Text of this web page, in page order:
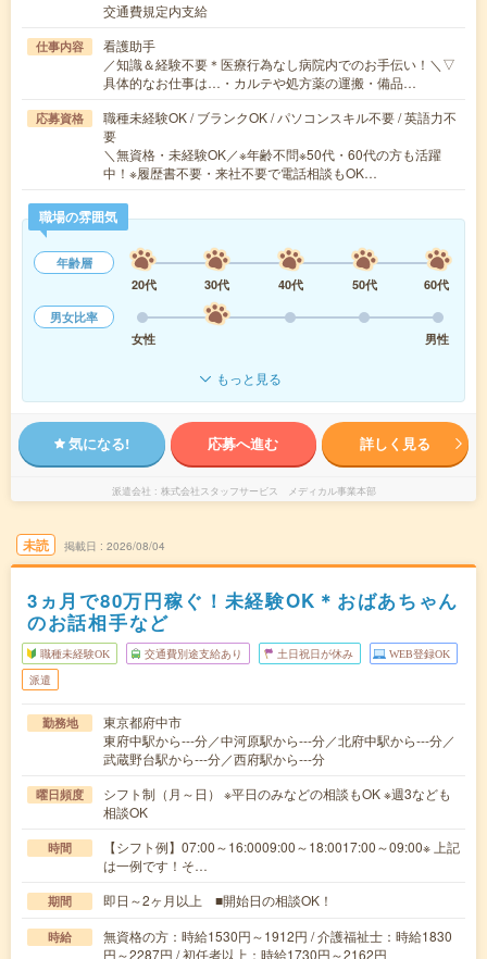
交通費規定内支給
仕事内容
看護助手
／知識＆経験不要＊医療行為なし病院内でのお手伝い！＼▽
具体的なお仕事は…・カルテや処方薬の運搬・備品…
応募資格
職種未経験OK / ブランクOK / パソコンスキル不要 / 英語力不
要
＼無資格・未経験OK／※年齢不問※50代・60代の方も活躍
中！※履歴書不要・来社不要で電話相談もOK…
職場の雰囲気
年齢層
20代
30代 40代 50代
60代
男女比率
女性
男性
もっと見る
気になる! 応募へ進む 詳しく見る
派遣会社 株式会社スタッフサービス メディカル事業本部
未読 掲載日 2026/08/04
3ヵ月で80万円稼ぐ！未経験OK＊おばあちゃん
のお話相手など
職種未経験OK 交通費別途支給あり 土日祝日が休み WEB登録OK
派遣
勤務地
東京都府中市
東府中駅から---分／中河原駅から---分／北府中駅から---分／
武蔵野台駅から---分／西府駅から---分
曜日頻度
シフト制（月～日） ※平日のみなどの相談もOK ※週3なども
相談OK
時間
【シフト例】07:00～16:0009:00～18:0017:00～09:00※ 上記
は一例です！そ…
期間 即日～2ヶ月以上 ■開始日の相談OK！
時給
無資格の方：時給1530円～1912円 / 介護福祉士：時給1830
円～2287円 / 初任者以上：時給1730円～2162円